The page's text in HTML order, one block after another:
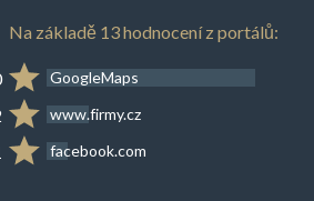
Na základě 13 hodnocení z portálů:
GoogleMaps
www.firmy.cz
facebook.com